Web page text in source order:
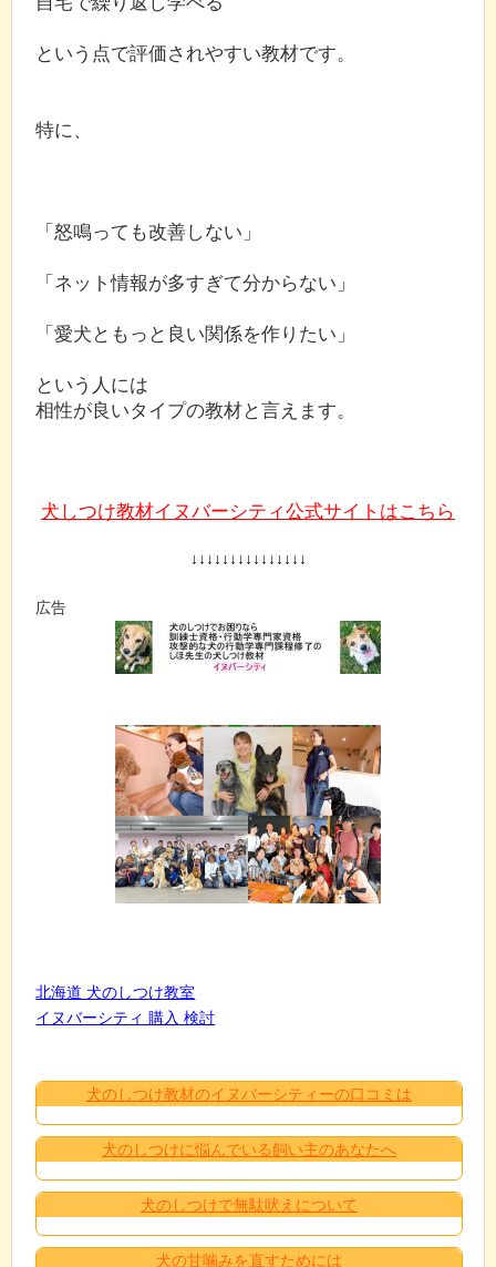
という点で評価されやすい教材です。
特に、
「怒鳴っても改善しない」
「ネット情報が多すぎて分からない」
「愛犬ともっと良い関係を作りたい」
という人には
相性が良いタイプの教材と言えます。
犬しつけ教材イヌバーシティ公式サイトはこちら
↓↓↓↓↓↓↓↓↓↓↓↓↓↓↓
広告
北海道 犬のしつけ教室
イヌバーシティ 購入 検討
犬のしつけ教材のイヌバーシティーの口コミは
犬のしつけに悩んでいる飼い主のあなたへ
犬のしつけで無駄吠えについて
犬の甘噛みを直すためには